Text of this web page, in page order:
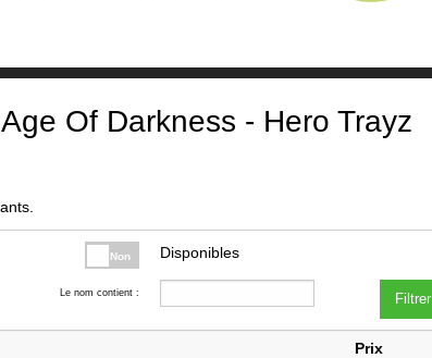
Of Darkness - Hero Trayz
Non Disponibles
Le nom contient : Filtrer
Prix